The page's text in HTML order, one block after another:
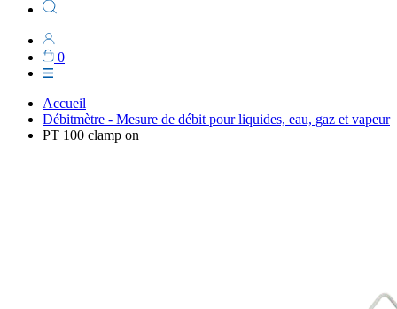
0
Accueil
Débitmètre - Mesure de débit pour liquides, eau, gaz et vapeur
PT 100 clamp on